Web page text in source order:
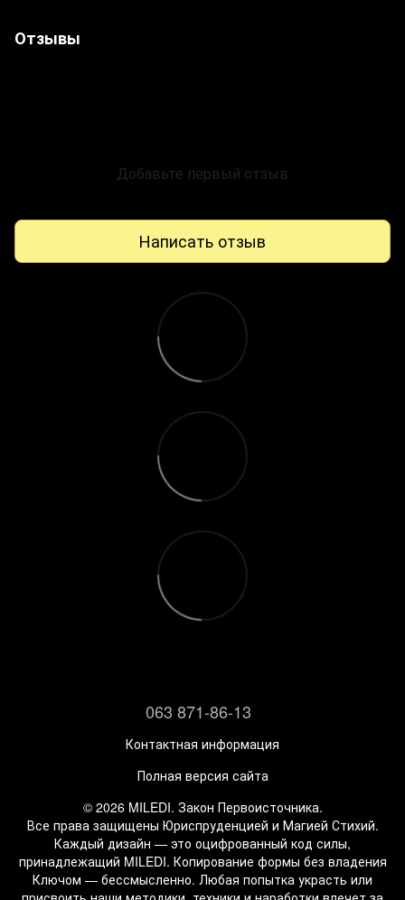
Отзывы
Добавьте первый отзыв
Написать отзыв
063 871-86-13
Контактная информация
Полная версия сайта
© 2026 MILEDI. Закон Первоисточника.
Все права защищены Юриспруденцией и Магией Стихий.
Каждый дизайн — это оцифрованный код силы,
принадлежащий MILEDI. Копирование формы без владения
Ключом — бессмысленно. Любая попытка украсть или